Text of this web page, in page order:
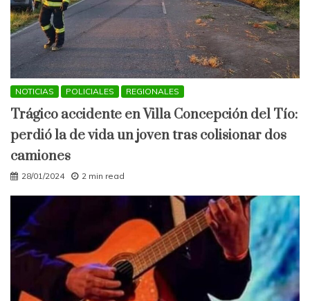
NOTICIAS POLICIALES REGIONALES
Trágico accidente en Villa Concepción del Tío:
perdió la de vida un joven tras colisionar dos
camiones
28/01/2024 2 min read